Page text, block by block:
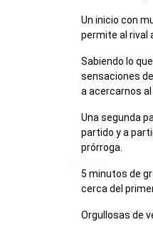
Un inicio con
permite al rival
Sabiendo lo
sensaciones
a acercarnos al
Una segunda
partido y a
prórroga.
5 minutos de
cerca del
Orgullosas de